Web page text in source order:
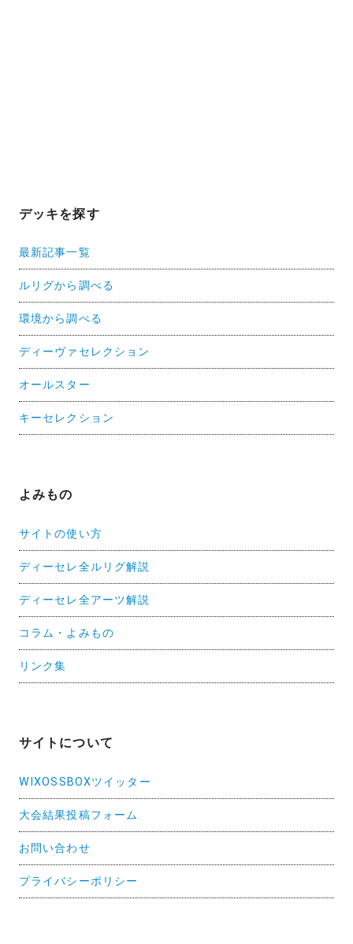
デッキを探す
最新記事一覧
ルリグから調べる
環境から調べる
ディーヴァセレクション
オールスター
キーセレクション
よみもの
サイトの使い方
ディーセレ全ルリグ解説
ディーセレ全アーツ解説
コラム・よみもの
リンク集
サイトについて
WIXOSSBOXツイッター
大会結果投稿フォーム
お問い合わせ
プライバシーポリシー